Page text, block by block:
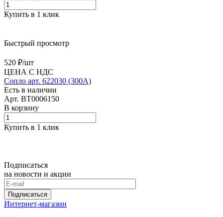
Купить в 1 клик
Быстрый просмотр
520 ₽/шт
ЦЕНА С НДС
Сопло арт. 622030 (300А)
Есть в наличии
Арт. BT0006150
В корзину
Купить в 1 клик
Подписаться
на новости и акции
Подписаться
Интернет-магазин